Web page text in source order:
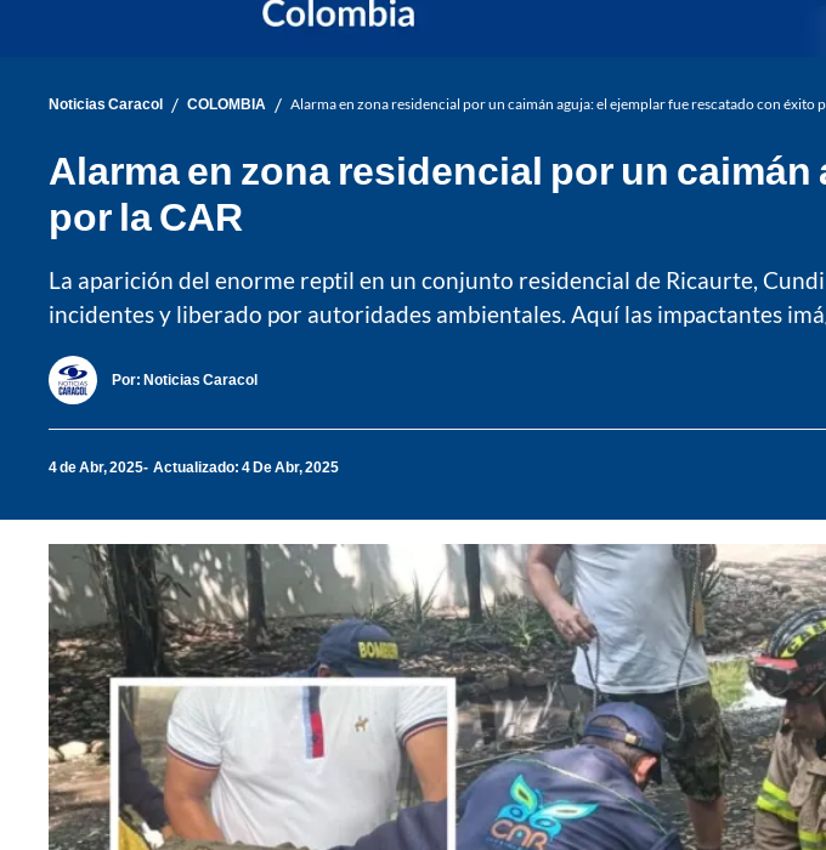
Noticias Caracol / COLOMBIA / Alarma en zona residencial por un caimán aguja: el ejemplar fue rescatado con éxito
Alarma en zona residencial por un
por la CAR
La aparición del enorme reptil en un conjunto residencial de Ricaurte,
incidentes y liberado por autoridades ambientales. Aquí las impactantes
Por: Noticias Caracol
4 de Abr, 2025 Actualizado: 4 De Abr, 2025